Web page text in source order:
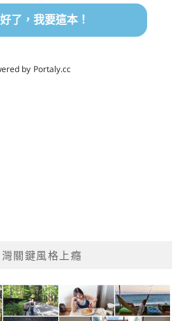
關鍵風格上癮